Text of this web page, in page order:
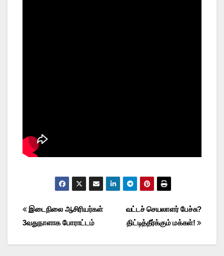
Post
navigation
வட்டச் செயலாளர் பேச்சு?
திட்டித்தீர்க்கும் மக்கள்!
இடைநிலை ஆசிரியர்கள்
3வதுநாளாக போராட்டம்